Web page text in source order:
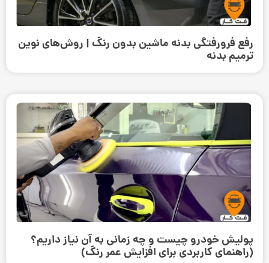
رفع فرورفتگی بدنه ماشین بدون رنگ | روش‌های نوین
ترمیم بدنه
پولیش خودرو چیست و چه زمانی به آن نیاز داریم؟
(راهنمای کاربردی برای افزایش عمر رنگ)